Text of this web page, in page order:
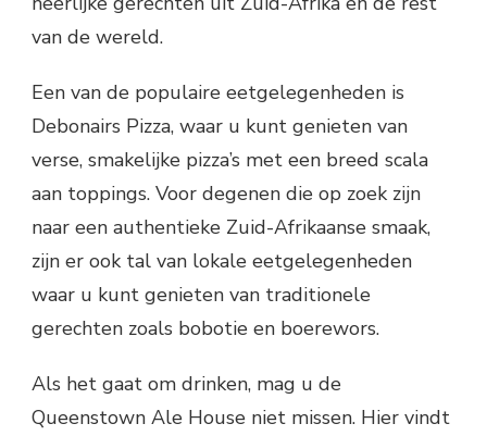
van de wereld.
Een van de populaire eetgelegenheden is
Debonairs Pizza, waar u kunt genieten van
verse, smakelijke pizza’s met een breed scala
aan toppings. Voor degenen die op zoek zijn
naar een authentieke Zuid-Afrikaanse smaak,
zijn er ook tal van lokale eetgelegenheden
waar u kunt genieten van traditionele
gerechten zoals bobotie en boerewors.
Als het gaat om drinken, mag u de
Queenstown Ale House niet missen. Hier vindt